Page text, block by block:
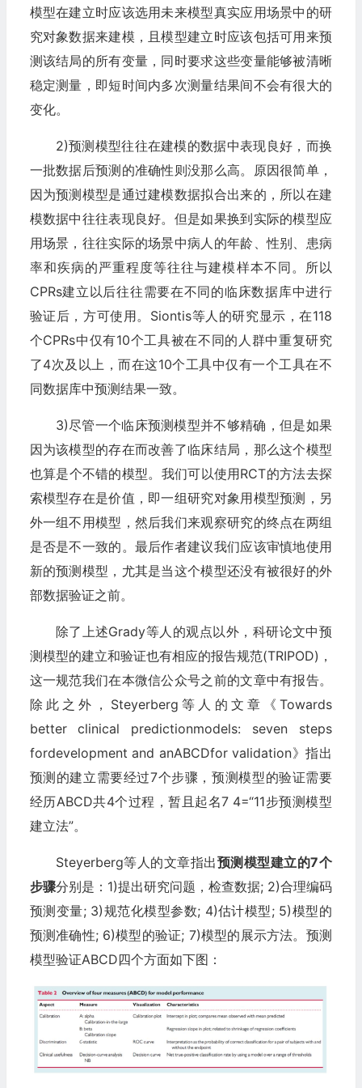
模型在建立时应该选用未来模型真实应用场景中的研
究对象数据来建模，且模型建立时应该包括可用来预
测该结局的所有变量，同时要求这些变量能够被清晰
稳定测量，即短时间内多次测量结果间不会有很大的
变化。
2)预测模型往往在建模的数据中表现良好，而换
一批数据后预测的准确性则没那么高。原因很简单，
因为预测模型是通过建模数据拟合出来的，所以在建
模数据中往往表现良好。但是如果换到实际的模型应
用场景，往往实际的场景中病人的年龄、性别、患病
率和疾病的严重程度等往往与建模样本不同。所以
CPRs建立以后往往需要在不同的临床数据库中进行
验证后，方可使用。Siontis等人的研究显示，在118
个CPRs中仅有10个工具被在不同的人群中重复研究
了4次及以上，而在这10个工具中仅有一个工具在不
同数据库中预测结果一致。
3)尽管一个临床预测模型并不够精确，但是如果
因为该模型的存在而改善了临床结局，那么这个模型
也算是个不错的模型。我们可以使用RCT的方法去探
索模型存在是价值，即一组研究对象用模型预测，另
外一组不用模型，然后我们来观察研究的终点在两组
是否是不一致的。最后作者建议我们应该审慎地使用
新的预测模型，尤其是当这个模型还没有被很好的外
部数据验证之前。
除了上述Grady等人的观点以外，科研论文中预
测模型的建立和验证也有相应的报告规范(TRIPOD)，
这一规范我们在本微信公众号之前的文章中有报告。
除此之外，Steyerberg等人的文章《Towards
better clinical predictionmodels: seven steps
fordevelopment and anABCDfor validation》指出
预测的建立需要经过7个步骤，预测模型的验证需要
经历ABCD共4个过程，暂且起名7 4=“11步预测模型
建立法”。
Steyerberg等人的文章指出预测模型建立的7个
步骤分别是：1)提出研究问题，检查数据; 2)合理编码
预测变量; 3)规范化模型参数; 4)估计模型; 5)模型的
预测准确性; 6)模型的验证; 7)模型的展示方法。预测
模型验证ABCD四个方面如下图：